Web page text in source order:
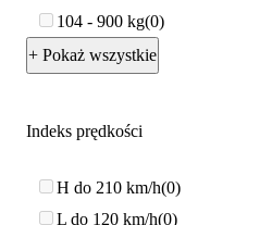
104 - 900 kg 0
+ Pokaż wszystkie
Indeks prędkości
H do 210 km/h 0
L do 120 km/h 0